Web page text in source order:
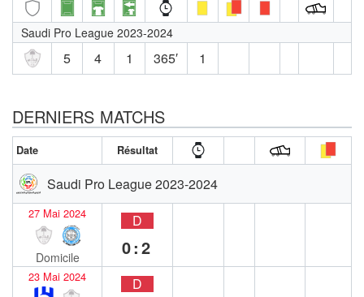
Saudi Pro League 2023-2024
5 4 1 365′ 1
DERNIERS MATCHS
Date Résultat
Saudi Pro League 2023-2024
27 Mai 2024
Domicile
D
0:2
23 Mai 2024 D